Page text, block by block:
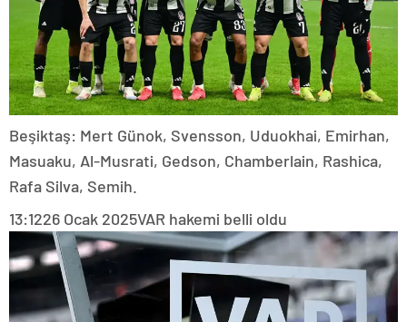
Beşiktaş: Mert Günok, Svensson, Uduokhai, Emirhan,
Masuaku, Al-Musrati, Gedson, Chamberlain, Rashica,
Rafa Silva, Semih.
13:1226 Ocak 2025VAR hakemi belli oldu